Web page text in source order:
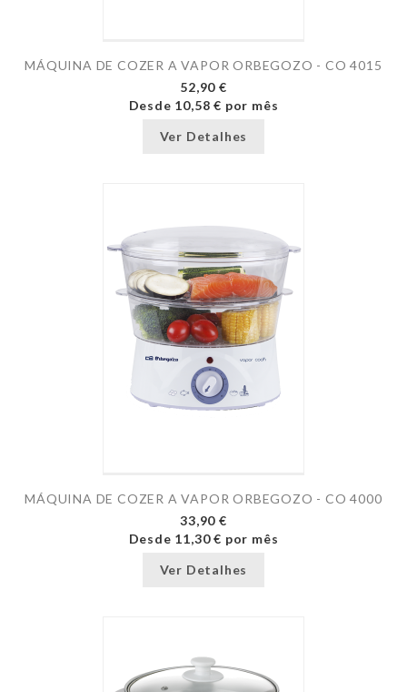
MÁQUINA DE COZER A VAPOR ORBEGOZO - CO 4015
52,90 €
Desde 10,58 € por mês
Ver Detalhes
MÁQUINA DE COZER A VAPOR ORBEGOZO - CO 4000
33,90 €
Desde 11,30 € por mês
Ver Detalhes